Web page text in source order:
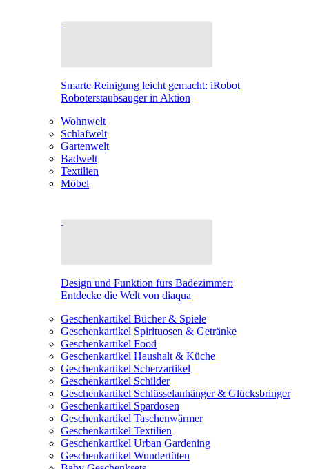
Smarte Reinigung leicht gemacht: iRobot
Roboterstaubsauger in Aktion
Wohnwelt
Schlafwelt
Gartenwelt
Badwelt
Textilien
Möbel
Design und Funktion fürs Badezimmer:
Entdecke die Welt von diaqua
Geschenkartikel Bücher & Spiele
Geschenkartikel Spirituosen & Getränke
Geschenkartikel Food
Geschenkartikel Haushalt & Küche
Geschenkartikel Scherzartikel
Geschenkartikel Schilder
Geschenkartikel Schlüsselanhänger & Glücksbringer
Geschenkartikel Spardosen
Geschenkartikel Taschenwärmer
Geschenkartikel Textilien
Geschenkartikel Urban Gardening
Geschenkartikel Wundertüten